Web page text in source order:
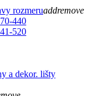
rozmeruaddremove
440
520
a dekor. lišty